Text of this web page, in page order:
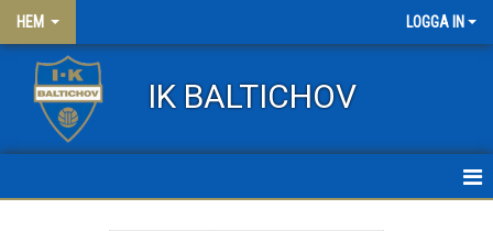
HEM LOGGA IN
IK BALTICHOV